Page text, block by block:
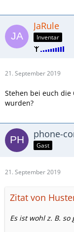
JaRule
Inventar
21. September 2019
Stehen bei euch
wurden?
phone-
Gast
21. September 2019
Zitat von
Es ist wohl z. B. so